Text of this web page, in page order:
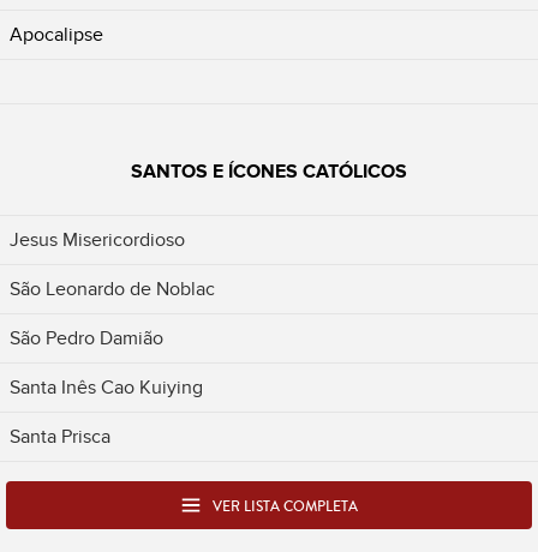
Apocalipse
SANTOS E ÍCONES CATÓLICOS
Jesus Misericordioso
São Leonardo de Noblac
São Pedro Damião
Santa Inês Cao Kuiying
Santa Prisca
VER LISTA COMPLETA